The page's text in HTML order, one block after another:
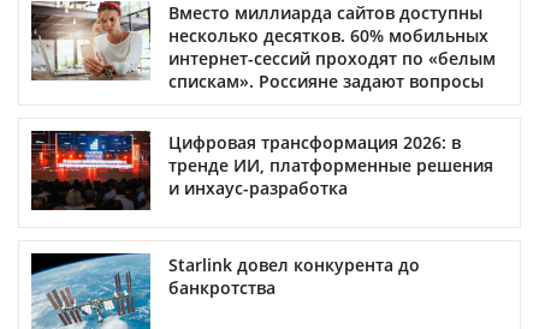
Вместо миллиарда сайтов доступны
несколько десятков. 60% мобильных
интернет-сессий проходят по «белым
спискам». Россияне задают вопросы
Цифровая трансформация 2026: в
тренде ИИ, платформенные решения
и инхаус-разработка
Starlink довел конкурента до
банкротства